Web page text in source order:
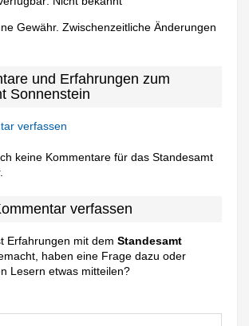
Gewähr. Zwischenzeitliche Änderungen
und Erfahrungen zum
Sonnenstein
verfassen
keine Kommentare für das Standesamt
verfassen
Erfahrungen mit demStandesamt
haben eine Frage dazu oder
Lesern etwas mitteilen?